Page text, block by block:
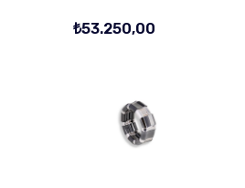
₺53.250,00